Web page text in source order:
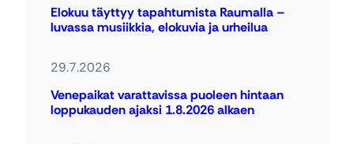
Elokuu täyttyy tapahtumista Raumalla –
luvassa musiikkia, elokuvia ja urheilua
29.7.2026
Venepaikat varattavissa puoleen hintaan
loppukauden ajaksi 1.8.2026 alkaen